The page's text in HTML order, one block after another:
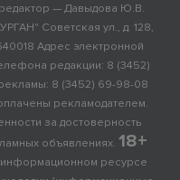
— Давыдова Ю.В.
Советская ул., д. 128,
Адрес электронной
редакции: 8 (3452)
8 (3452) 69-98-08
рекламодателем.
за достоверность
объявлениях. 18+
ресурсе